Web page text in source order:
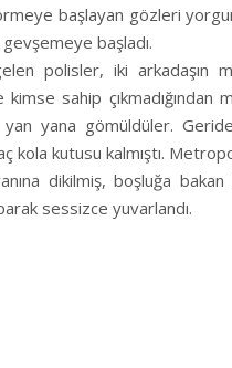
başlayan gözleri
başladı.
polisler, iki arkadaşın
sahip çıkmadığından
yana gömüldüler.
kola kutusu kalmıştı.
dikilmiş, boşluğa
sessizce yuvarlandı.